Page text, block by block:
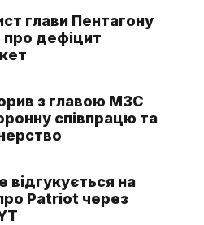
глави Пентагону
про дефіцит
з главою МЗС
співпрацю та
відгукується на
Patriot через